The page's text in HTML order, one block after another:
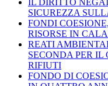
IL DIRITTO
SICUREZZA
FONDI
RISORSE IN
REATI
SECONDA PER
RIFIUTI
FONDO DI